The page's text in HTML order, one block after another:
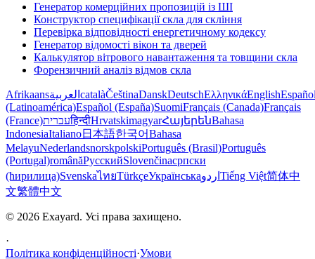
Генератор комерційних пропозицій із ШІ
Конструктор специфікації скла для скління
Перевірка відповідності енергетичному кодексу
Генератор відомості вікон та дверей
Калькулятор вітрового навантаження та товщини скла
Форензичний аналіз відмов скла
Afrikaansالعربية catalàČeštinaDanskDeutschΕλληνικάEnglish
(Latinoamérica)Español (España)SuomiFrançais (Canada)Français
(France)עבריתहिन्दीHrvatskimagyarՀայերենBahasa
IndonesiaItaliano日本語한국어Bahasa
MelayuNederlandsnorskpolskiPortuguês (Brasil)Português
(Portugal)românăРусскийSlovenčinaсрпски
(ћирилица)SvenskaไทยTürkçeУкраїнськаاردو Tiếng Việt简体中
文繁體中文
© 2026 Exayard. Усі права захищено.
·
Політика конфіденційності·Умови